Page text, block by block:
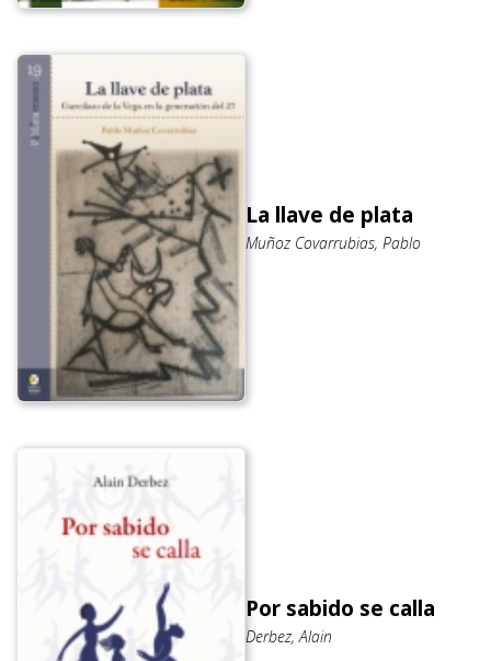
La llave de plata
Muñoz Covarrubias, Pablo
Por sabido se calla
Derbez, Alain